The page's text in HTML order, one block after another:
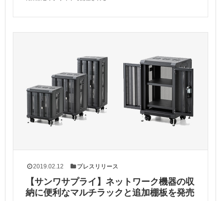
2019.02.12 プレスリリース
【サンワサプライ】ネットワーク機器の収
納に便利なマルチラックと追加棚板を発売